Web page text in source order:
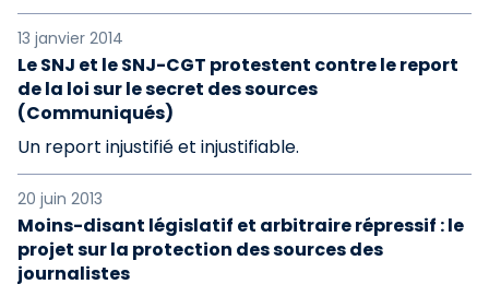
13 janvier 2014
Le SNJ et le SNJ-CGT protestent contre le report
de la loi sur le secret des sources
(Communiqués)
Un report injustifié et injustifiable.
20 juin 2013
Moins-disant législatif et arbitraire répressif : le
projet sur la protection des sources des
journalistes